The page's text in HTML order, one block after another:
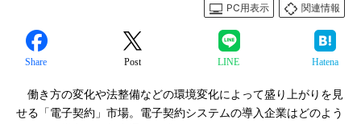
PC用表示
関連情報
Share Post LINE Hatena
働き方の変化や法整備などの環境変化によって盛り上がりを見
せる「電子契約」市場。電子契約システムの導入企業はどのよう